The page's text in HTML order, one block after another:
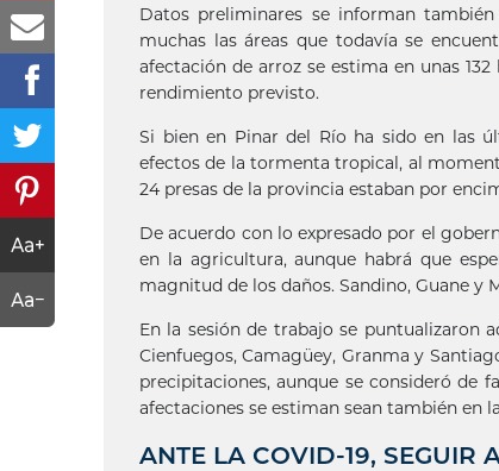
Datos preliminares se informan
muchas las áreas que todavía se
afectación de arroz se estima en unas
rendimiento previsto.
Si bien en Pinar del Río ha sido en las
efectos de la tormenta tropical, al
24 presas de la provincia estaban por
De acuerdo con lo expresado por el
en la agricultura, aunque habrá que
magnitud de los daños. Sandino, Guane
En la sesión de trabajo se puntualizaron
Cienfuegos, Camagüey, Granma y
precipitaciones, aunque se consideró de
afectaciones se estiman sean también en
ANTE LA COVID-19, SEGUIR